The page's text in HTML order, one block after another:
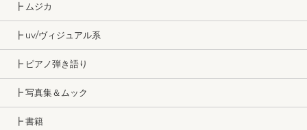
┣ ムジカ
┣ uv/ヴィジュアル系
┣ ピアノ弾き語り
┣ 写真集＆ムック
┣ 書籍